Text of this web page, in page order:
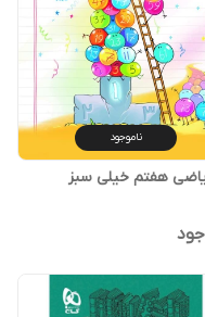
ناموجود
هفتم خیلی سبز